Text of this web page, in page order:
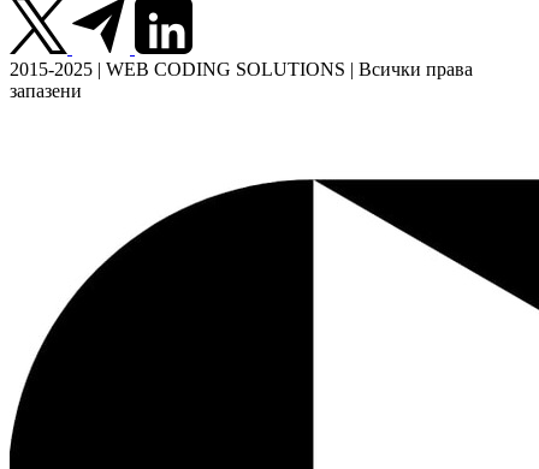
2015-2025 | WEB CODING SOLUTIONS | Всички права
запазени